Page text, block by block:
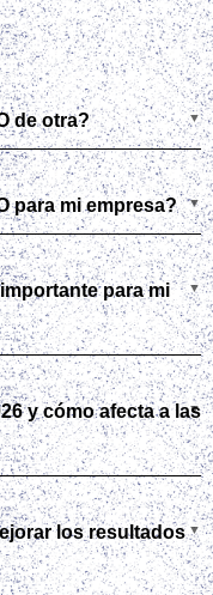
de otra?
para mi empresa?
para mi
y cómo afecta a las
los resultados